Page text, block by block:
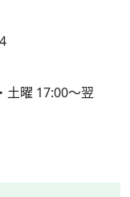
曜 17:00～翌